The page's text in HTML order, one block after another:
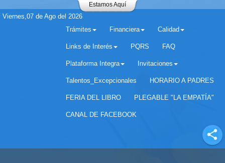
Estamos Aquí
Viernes,07 de Ago del 2026
Trámites
Financiera Calidad
Links de Interés PQRS FAQ
Plataforma Integra Invitaciones
Talentos_Excepcionales HORARIO A PADRES
FERIA DEL LIBRO PLEGABLE "LA EMPATÍA"
CANAL DE FACEBOOK